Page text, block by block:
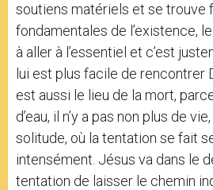
soutiens matériels et se trouve
fondamentales de l’existence,
à aller à l’essentiel et c’est
lui est plus facile de rencontrer
est aussi le lieu de la mort,
d’eau, il n’y a pas non plus de
solitude, où la tentation se fait
intensément. Jésus va dans le
tentation de laisser le chemin